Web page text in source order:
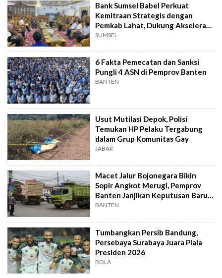
Bank Sumsel Babel Perkuat
Kemitraan Strategis dengan
Pemkab Lahat, Dukung Akselerasi
Ekonomi Daerah
SUMSEL
6 Fakta Pemecatan dan Sanksi
Pungli 4 ASN di Pemprov Banten
BANTEN
Usut Mutilasi Depok, Polisi
Temukan HP Pelaku Tergabung
dalam Grup Komunitas Gay
JABAR
Macet Jalur Bojonegara Bikin
Sopir Angkot Merugi, Pemprov
Banten Janjikan Keputusan Baru 4
Hari Lagi
BANTEN
Tumbangkan Persib Bandung,
Persebaya Surabaya Juara Piala
Presiden 2026
BOLA